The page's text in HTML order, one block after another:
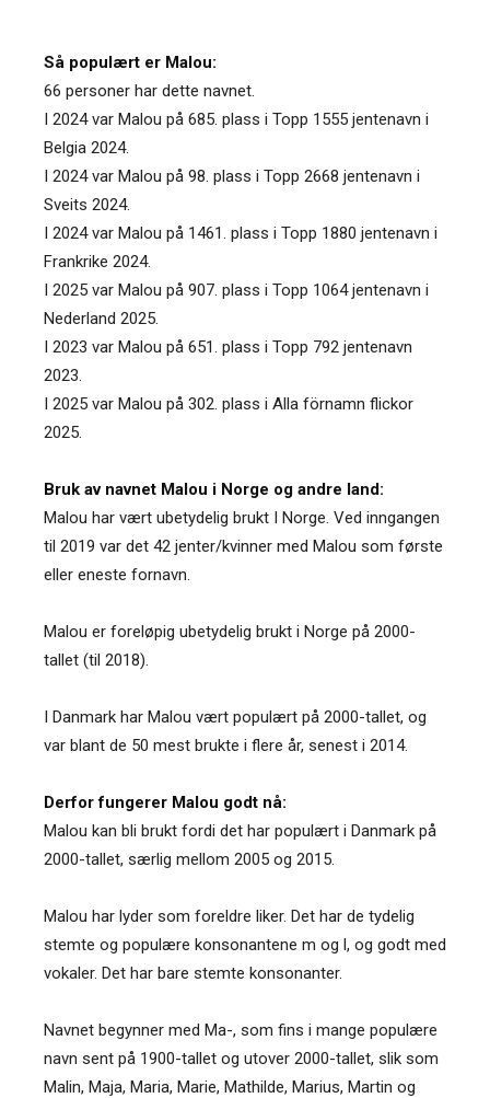
Så populært er Malou:
66 personer har dette navnet.
I 2024 var Malou på 685. plass i Topp 1555 jentenavn i
Belgia 2024.
I 2024 var Malou på 98. plass i Topp 2668 jentenavn i
Sveits 2024.
I 2024 var Malou på 1461. plass i Topp 1880 jentenavn i
Frankrike 2024.
I 2025 var Malou på 907. plass i Topp 1064 jentenavn i
Nederland 2025.
I 2023 var Malou på 651. plass i Topp 792 jentenavn
2023.
I 2025 var Malou på 302. plass i Alla förnamn flickor
2025.
Bruk av navnet Malou i Norge og andre land:
Malou har vært ubetydelig brukt I Norge. Ved inngangen
til 2019 var det 42 jenter/kvinner med Malou som første
eller eneste fornavn.
Malou er foreløpig ubetydelig brukt i Norge på 2000-
tallet (til 2018).
I Danmark har Malou vært populært på 2000-tallet, og
var blant de 50 mest brukte i flere år, senest i 2014.
Derfor fungerer Malou godt nå:
Malou kan bli brukt fordi det har populært i Danmark på
2000-tallet, særlig mellom 2005 og 2015.
Malou har lyder som foreldre liker. Det har de tydelig
stemte og populære konsonantene m og l, og godt med
vokaler. Det har bare stemte konsonanter.
Navnet begynner med Ma-, som fins i mange populære
navn sent på 1900-tallet og utover 2000-tallet, slik som
Malin, Maja, Maria, Marie, Mathilde, Marius, Martin og